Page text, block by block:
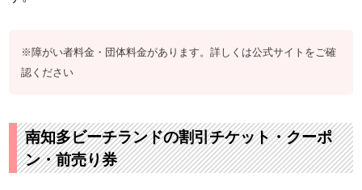
※障がい者料金・団体料金があります。詳しくは公式サイトをご確
認ください
南知多ビーチランドの割引チケット・クーポ
ン・前売り券